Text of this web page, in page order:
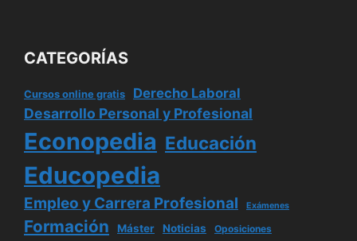
CATEGORÍAS
Cursos online gratis Derecho Laboral
Desarrollo Personal y Profesional
Econopedia Educación
Educopedia
Empleo y Carrera Profesional Exámenes
Formación Máster Noticias Oposiciones